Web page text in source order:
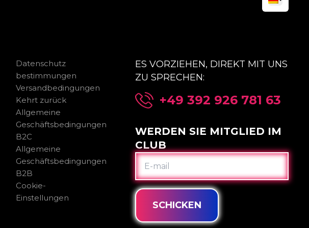
Datenschutz
bestimmungen
Versandbedingungen
Kehrt zurück
Allgemeine
Geschäftsbedingungen
B2C
Allgemeine
Geschäftsbedingungen
B2B
Cookie-
Einstellungen
ES VORZIEHEN, DIREKT MIT UNS
ZU SPRECHEN:
+49 392 926 781 63
WERDEN SIE MITGLIED IM
CLUB
E-
MAIL
SCHICKEN